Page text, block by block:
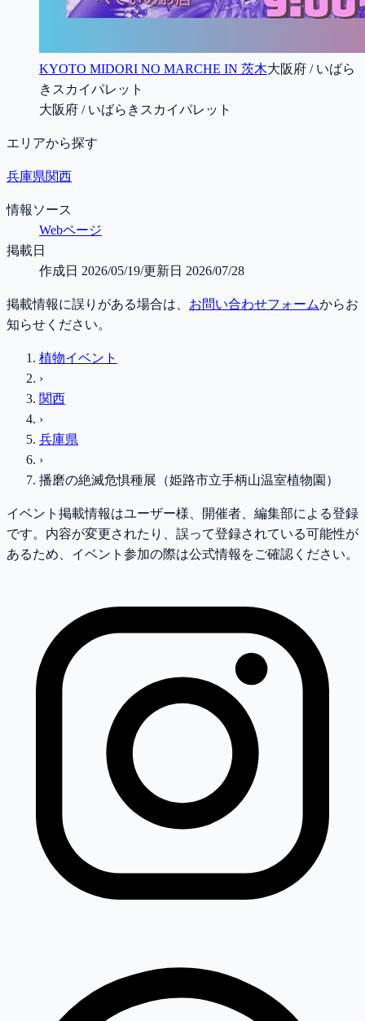
KYOTO MIDORI NO MARCHE IN 茨木大阪府 / いばら
きスカイパレット
大阪府 / いばらきスカイパレット
エリアから探す
兵庫県関西
情報ソース
Webページ
掲載日
作成日 2026/05/19/更新日 2026/07/28
掲載情報に誤りがある場合は、 お問い合わせフォームからお
知らせください。
植物イベント
›
関西
›
兵庫県
›
播磨の絶滅危惧種展（姫路市立手柄山温室植物園）
イベント掲載情報はユーザー様、開催者、編集部による登録
です。内容が変更されたり、誤って登録されている可能性が
あるため、イベント参加の際は公式情報をご確認ください。